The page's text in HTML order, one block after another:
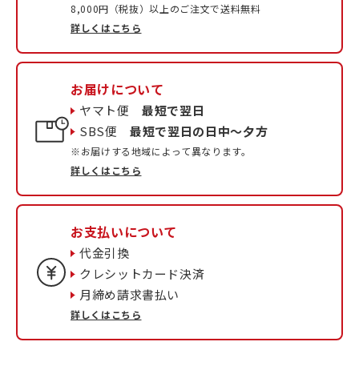
8,000円（税抜）以上のご注文で送料無料
詳しくはこちら
お届けについて
ヤマト便最短で翌日
SBS便最短で翌日の日中〜夕方
※お届けする地域によって異なります。
詳しくはこちら
お支払いについて
代金引換
クレシットカード決済
月締め請求書払い
詳しくはこちら